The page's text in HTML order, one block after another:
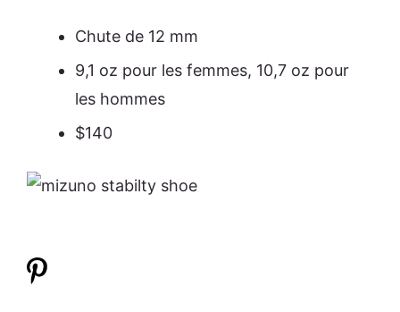
Chute de 12 mm
9,1 oz pour les femmes, 10,7 oz pour
les hommes
$140